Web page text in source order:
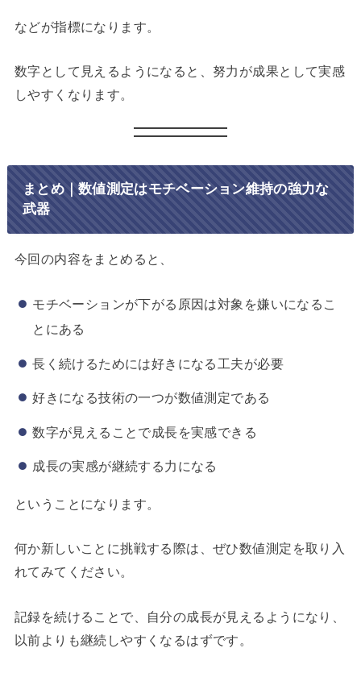
などが指標になります。
数字として見えるようになると、努力が成果として実感
しやすくなります。
まとめ｜数値測定はモチベーション維持の強力な
武器
今回の内容をまとめると、
モチベーションが下がる原因は対象を嫌いになるこ
とにある
長く続けるためには好きになる工夫が必要
好きになる技術の一つが数値測定である
数字が見えることで成長を実感できる
成長の実感が継続する力になる
ということになります。
何か新しいことに挑戦する際は、ぜひ数値測定を取り入
れてみてください。
記録を続けることで、自分の成長が見えるようになり、
以前よりも継続しやすくなるはずです。